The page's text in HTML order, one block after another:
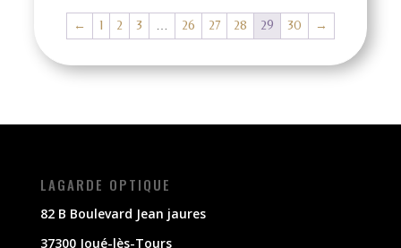
← 1 2 3 … 26 27 28 29 30 →
LAGARDE OPTIQUE
82 B Boulevard Jean jaures
37300 Joué-lès-Tours